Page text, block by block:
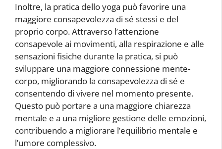
Inoltre, la pratica dello yoga può favorire una
maggiore consapevolezza di sé stessi e del
proprio corpo. Attraverso l’attenzione
consapevole ai movimenti, alla respirazione e alle
sensazioni fisiche durante la pratica, si può
sviluppare una maggiore connessione mente-
corpo, migliorando la consapevolezza di sé e
consentendo di vivere nel momento presente.
Questo può portare a una maggiore chiarezza
mentale e a una migliore gestione delle emozioni,
contribuendo a migliorare l’equilibrio mentale e
l’umore complessivo.